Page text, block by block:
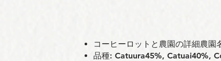
コーヒーロットと農園の詳細農園
品種: Catuura45%, Catuai40%,